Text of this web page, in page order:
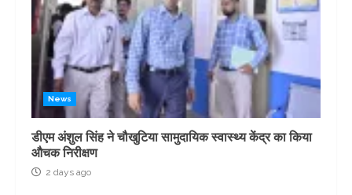
News
डीएम अंशुल सिंह ने चौखुटिया सामुदायिक स्वास्थ्य केंद्र का किया
औचक निरीक्षण
2 days ago